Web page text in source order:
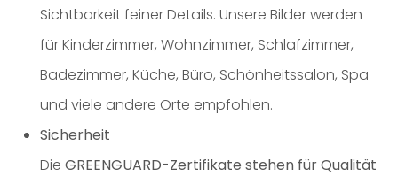
Sichtbarkeit feiner Details. Unsere Bilder werden
für Kinderzimmer, Wohnzimmer, Schlafzimmer,
Badezimmer, Küche, Büro, Schönheitssalon, Spa
und viele andere Orte empfohlen.
Sicherheit
Die GREENGUARD-Zertifikate stehen für Qualität